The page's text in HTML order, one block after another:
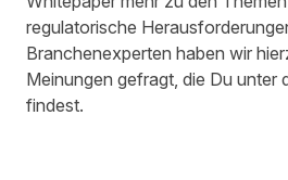
regulatorische
Branchenexperten haben wir
Meinungen gefragt, die Du unter
findest.